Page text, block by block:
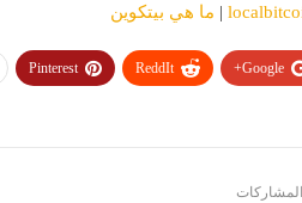
| ما هي بيتكوين
Google+
ReddIt
Pinterest